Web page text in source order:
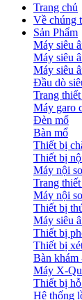
Trang chủ
Về chúng
Sản Phẩm
Máy siêu
Máy siêu
Máy siêu
Đầu dò
Trang
Máy garo
Đèn mổ
Bàn mổ
Thiết bị
Thiết bị
Máy nội
Trang
Máy nội
Thiết bị
Máy siêu
Thiết bị
Thiết bị
Bàn khám
Máy X-
Thiết bị
Hệ thống